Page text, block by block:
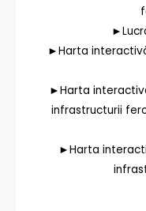
►Harta
►Harta
infrastructurii
►Harta